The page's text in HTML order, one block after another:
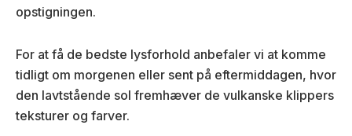
opstigningen.
For at få de bedste lysforhold anbefaler vi at komme
tidligt om morgenen eller sent på eftermiddagen, hvor
den lavtstående sol fremhæver de vulkanske klippers
teksturer og farver.